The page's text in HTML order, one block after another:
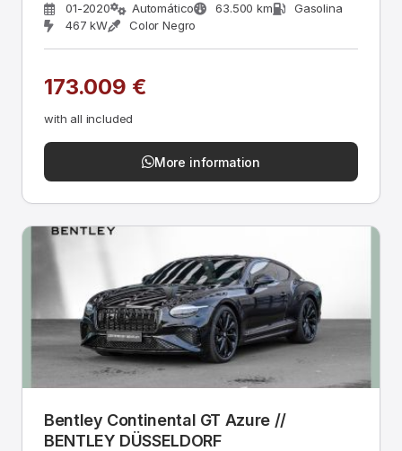
01-2020 Automático 63.500 km
Gasolina
467 kW
Color Negro
173.009 €
with all included
More information
Bentley Continental GT Azure //
BENTLEY DÜSSELDORF